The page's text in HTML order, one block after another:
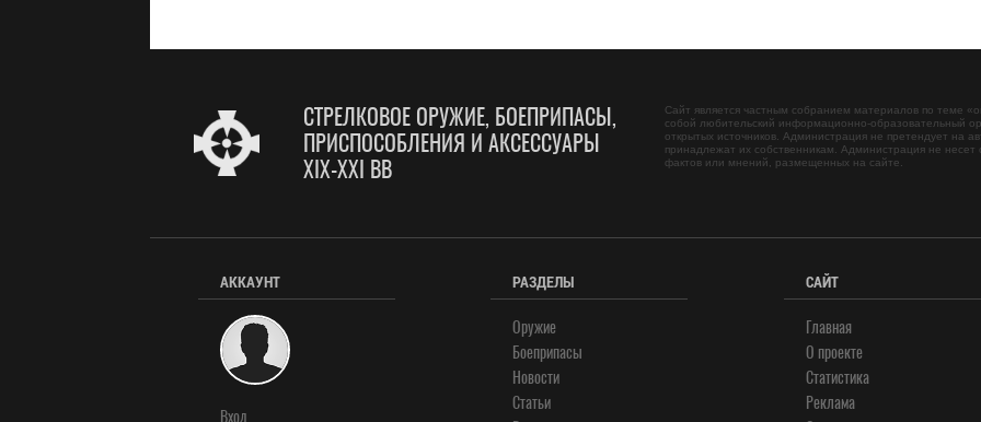
СТРЕЛКОВОЕ ОРУЖИЕ, БОЕПРИПАСЫ,
ПРИСПОСОБЛЕНИЯ И АКСЕССУАРЫ
XIX-XXI ВВ
Сайт является частным собранием материалов по теме «
собой любительский информационно-образовательный
открытых источников. Администрация не претендует на
принадлежат их собственникам. Администрация не
фактов или мнений, размещенных на сайте.
АККАУНТ
Вход
РАЗДЕЛЫ
Оружие
Боеприпасы
Новости
Статьи
САЙТ
Главная
О проекте
Статистика
Реклама